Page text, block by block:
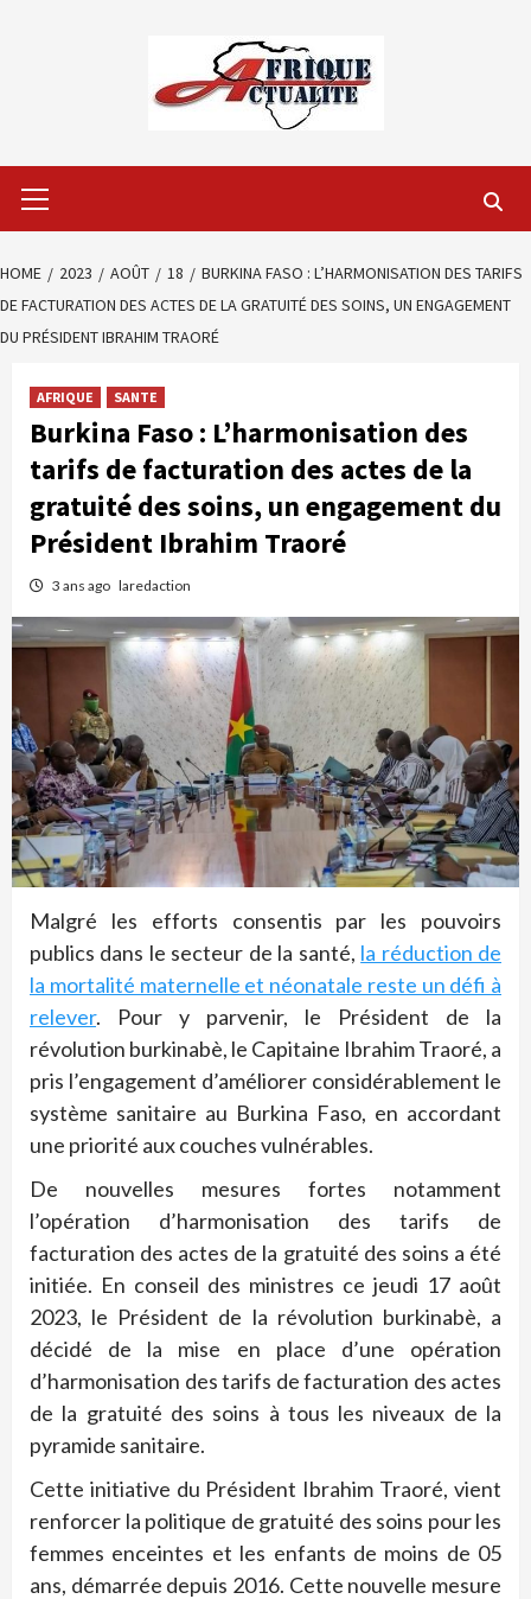
Menu
HOME 2023 AOÛT 18
BURKINA FASO : L’HARMONISATION DES TARIFS
DE FACTURATION DES ACTES DE LA GRATUITÉ DES SOINS, UN ENGAGEMENT
DU PRÉSIDENT IBRAHIM TRAORÉ
AFRIQUE SANTE
Burkina Faso : L’harmonisation des
tarifs de facturation des actes de la
gratuité des soins, un engagement du
Président Ibrahim Traoré
3 ans ago laredaction
Malgré les efforts consentis par les pouvoirs
publics dans le secteur de la santé, la réduction de
la mortalité maternelle et néonatale reste un défi à
relever. Pour y parvenir, le Président de la
révolution burkinabè, le Capitaine Ibrahim Traoré, a
pris l’engagement d’améliorer considérablement le
système sanitaire au Burkina Faso, en accordant
une priorité aux couches vulnérables.
De nouvelles mesures fortes notamment
l’opération d’harmonisation des tarifs de
facturation des actes de la gratuité des soins a été
initiée. En conseil des ministres ce jeudi 17 août
2023, le Président de la révolution burkinabè, a
décidé de la mise en place d’une opération
d’harmonisation des tarifs de facturation des actes
de la gratuité des soins à tous les niveaux de la
pyramide sanitaire.
Cette initiative du Président Ibrahim Traoré, vient
renforcer la politique de gratuité des soins pour les
femmes enceintes et les enfants de moins de 05
ans, démarrée depuis 2016. Cette nouvelle mesure